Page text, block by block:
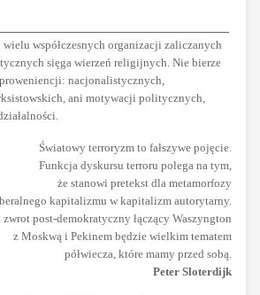
wielu współczesnych organizacji zaliczanych
sięga wierzeń religijnych. Nie bierze
nacjonalistycznych,
ani motywacji politycznych,
Światowy terroryzm to fałszywe pojęcie.
Funkcja dyskursu terroru polega na tym,
że stanowi pretekst dla metamorfozy
kapitalizmu w kapitalizm autorytarny.
zwrot post-demokratyczny łączący Waszyngton
z Moskwą i Pekinem będzie wielkim tematem
półwiecza, które mamy przed sobą.
Peter Sloterdijk